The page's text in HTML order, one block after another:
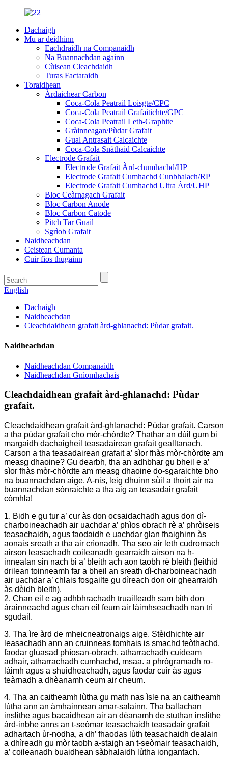
Dachaigh
Mu ar deidhinn
Eachdraidh na Companaidh
Na Buannachdan againn
Cùisean Cleachdaidh
Turas Factaraidh
Toraidhean
Àrdaichear Carbon
Coca-Cola Peatrail Loisgte/CPC
Coca-Cola Peatrail Grafaitichte/GPC
Coca-Cola Peatrail Leth-Graphite
Gràinneagan/Pùdar Grafait
Gual Antrasait Calcaichte
Coca-Cola Snàthaid Calcaichte
Electrode Grafait
Electrode Grafait Àrd-chumhachd/HP
Electrode Grafait Cumhachd Cunbhalach/RP
Electrode Grafait Cumhachd Ultra Àrd/UHP
Bloc Ceàrnagach Grafait
Bloc Carbon Anode
Bloc Carbon Catode
Pitch Tar Guail
Sgrìob Grafait
Naidheachdan
Ceistean Cumanta
Cuir fios thugainn
English
Dachaigh
Naidheachdan
Cleachdaidhean grafait àrd-ghlanachd: Pùdar grafait.
Naidheachdan
Naidheachdan Companaidh
Naidheachdan Gnìomhachais
Cleachdaidhean grafait àrd-ghlanachd: Pùdar
grafait.
Cleachdaidhean grafait àrd-ghlanachd: Pùdar grafait. Carson
a tha pùdar grafait cho mòr-chòrdte? Thathar an dùil gum bi
margaidh dachaigheil teasadairean grafait gealltanach.
Carson a tha teasadairean grafait a’ sìor fhàs mòr-chòrdte am
measg dhaoine? Gu dearbh, tha an adhbhar gu bheil e a’
sìor fhàs mòr-chòrdte am measg dhaoine do-sgaraichte bho
na buannachdan aige. A-nis, leig dhuinn sùil a thoirt air na
buannachdan sònraichte a tha aig an teasadair grafait
còmhla!
1. Bidh e gu tur a’ cur às don ocsaidachadh agus don dì-
charboineachadh air uachdar a’ phìos obrach rè a’ phròiseis
teasachaidh, agus faodaidh e uachdar glan fhaighinn às
aonais sreath a tha air crìonadh. Tha seo air leth cudromach
airson leasachadh coileanadh gearraidh airson na h-
innealan sin nach bi a’ bleith ach aon taobh rè bleith (leithid
drilean toinneamh far a bheil an sreath dì-charboineachadh
air uachdar a’ chlais fosgailte gu dìreach don oir ghearraidh
às dèidh bleith).
2. Chan eil e ag adhbhrachadh truailleadh sam bith don
àrainneachd agus chan eil feum air làimhseachadh nan trì
sgudail.
3. Tha ìre àrd de mheicneatronaigs aige. Stèidhichte air
leasachadh ann an cruinneas tomhais is smachd teòthachd,
faodar gluasad phìosan-obrach, atharrachadh cuideam
adhair, atharrachadh cumhachd, msaa. a phrògramadh ro-
làimh agus a shuidheachadh, agus faodar cuir às agus
teàrnadh a dhèanamh ceum air cheum.
4. Tha an caitheamh lùtha gu math nas ìsle na an caitheamh
lùtha ann an àmhainnean amar-salainn. Tha ballachan
inslithe agus bacaidhean air an dèanamh de stuthan inslithe
àrd-inbhe anns an t-seòmar teasachaidh teasadair grafait
adhartach ùr-nodha, a dh’ fhaodas lùth teasachaidh dealain
a dhìreadh gu mòr taobh a-staigh an t-seòmair teasachaidh,
a’ coileanadh buaidhean sàbhalaidh lùtha iongantach.